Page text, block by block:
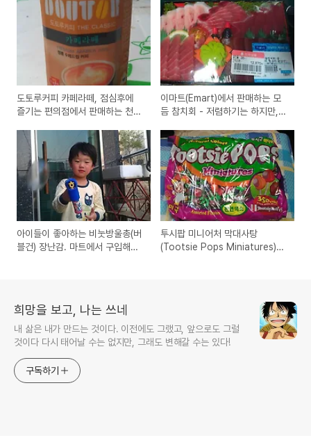
도토루커피 카페라떼, 점심후에
즐기는 편의점에서 판매하는 천원
이마트(Emart)에서 판매하는 모
듬 참치회 - 저렴하기는 하지만,
시식기
아이들이 좋아하는 비눗방울총(버
블건) 장난감. 마트에서 구입해서
투시팝 미니어처 막대사탕
(Tootsie Pops Miniatures)
희망을 보고, 나는 쓰네
내 삶은 내가 만드는 것이다. 이전에도 그랬고, 앞으로도 그럴
것이다 다시 태어날 수는 없지만, 그래도 변해갈 수는 있다!
구독하기